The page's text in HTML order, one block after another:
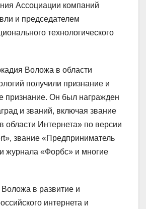
Ассоциации компаний
и председателем
технологического
Воложа в области
получили признание и
признание. Он был награжден
и званий, включая звание
области Интернета» по версии
звание «Предприниматель
журнала «Форбс» и многие
в развитие и
интернета и